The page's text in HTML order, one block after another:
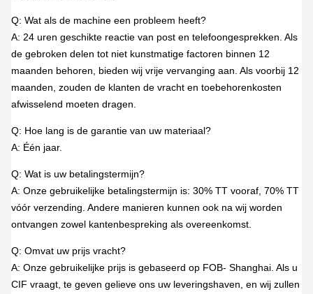
Q: Wat als de machine een probleem heeft?
A: 24 uren geschikte reactie van post en telefoongesprekken. Als
de gebroken delen tot niet kunstmatige factoren binnen 12
maanden behoren, bieden wij vrije vervanging aan. Als voorbij 12
maanden, zouden de klanten de vracht en toebehorenkosten
afwisselend moeten dragen.
Q: Hoe lang is de garantie van uw materiaal?
A: Één jaar.
Q: Wat is uw betalingstermijn?
A: Onze gebruikelijke betalingstermijn is: 30% TT vooraf, 70% TT
vóór verzending. Andere manieren kunnen ook na wij worden
ontvangen zowel kantenbespreking als overeenkomst.
Q: Omvat uw prijs vracht?
A: Onze gebruikelijke prijs is gebaseerd op FOB- Shanghai. Als u
CIF vraagt, te geven gelieve ons uw leveringshaven, en wij zullen